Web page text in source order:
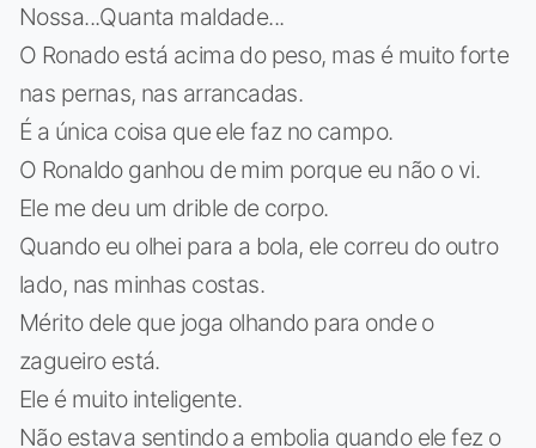
Nossa...Quanta maldade...
O Ronado está acima do peso, mas é muito forte
nas pernas, nas arrancadas.
É a única coisa que ele faz no campo.
O Ronaldo ganhou de mim porque eu não o vi.
Ele me deu um drible de corpo.
Quando eu olhei para a bola, ele correu do outro
lado, nas minhas costas.
Mérito dele que joga olhando para onde o
zagueiro está.
Ele é muito inteligente.
Não estava sentindo a embolia quando ele fez o